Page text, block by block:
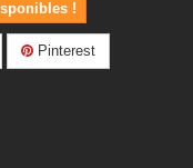
!
Pinterest